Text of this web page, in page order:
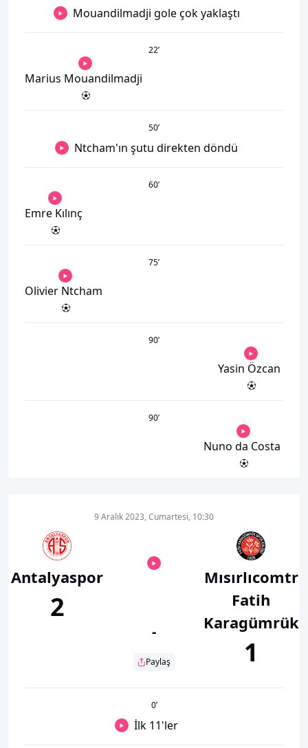
Mouandilmadji gole çok yaklaştı
22’
Marius Mouandilmadji
50’
Ntcham'ın şutu direkten döndü
60’
Emre Kılınç
75’
Olivier Ntcham
90’
Yasin Özcan
90’
Nuno da Costa
Antalyaspor
2
9 Aralık 2023, Cumartesi, 10:30
-
Paylaş
Mısırlıcomtr
Fatih
Karagümrük
1
0’
İlk 11'ler